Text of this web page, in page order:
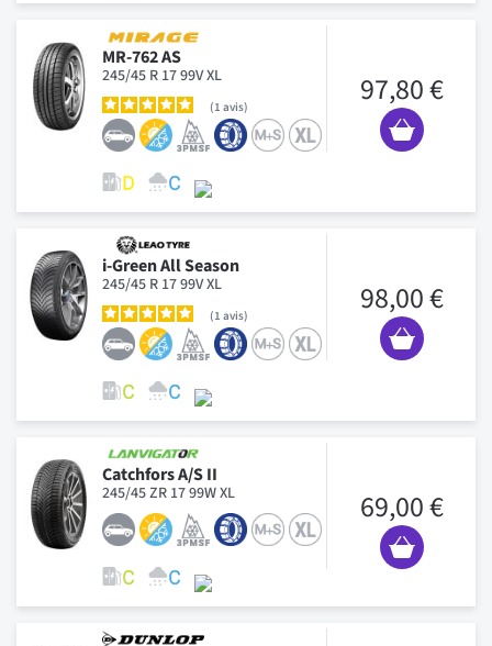
MR-762 AS
245/45 R 17 99V XL
1 avis 97,80 €
i-Green All Season
245/45 R 17 99V XL
1 avis 98,00 €
Catchfors A/S II
245/45 ZR 17 99W XL 69,00 €